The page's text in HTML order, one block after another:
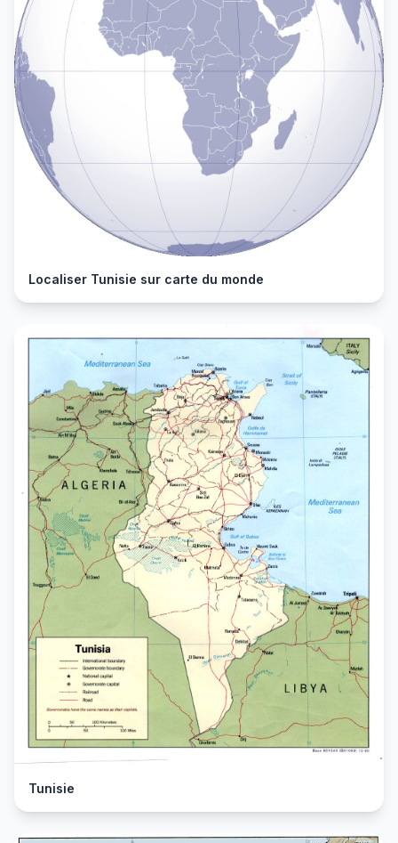
Localiser Tunisie sur carte du monde
Tunisie